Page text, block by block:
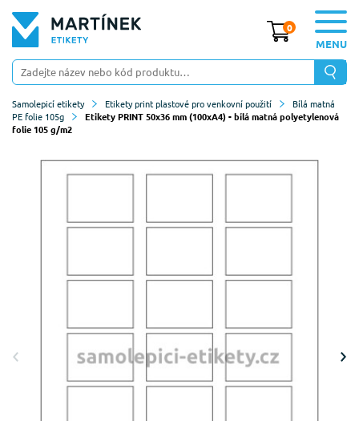
0
MENU
Samolepicí etikety Etikety print plastové pro venkovní použití
Bílá matná
PE folie 105g
Etikety PRINT 50x36 mm (100xA4) - bílá matná polyetylenová
folie 105 g/m2